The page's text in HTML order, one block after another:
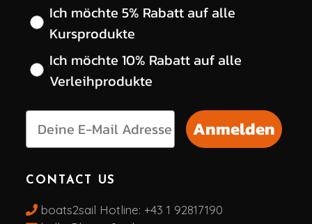
Wähle deinen gewünschten Rabatt
Ich möchte 5% Rabatt auf alle
Kursprodukte
Ich möchte 10% Rabatt auf alle
Verleihprodukte
Anmelden
CONTACT US
boats2sail Hotline: +43 1 92817190